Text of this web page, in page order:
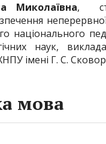
Миколаївна,
національного
наук,
імені Г. С.
мова